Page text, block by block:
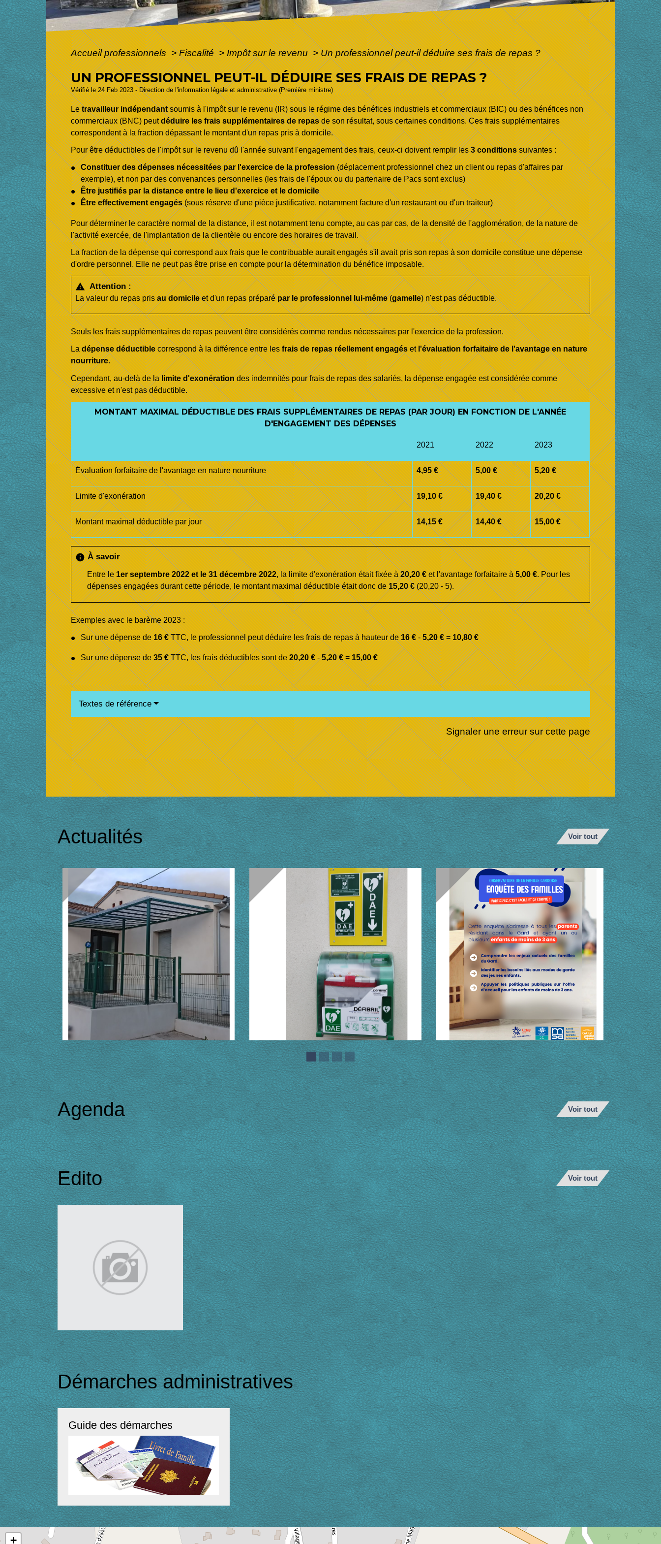
Accueil professionnels> Fiscalité> Impôt sur le revenu> Un professionnel peut-il déduire ses frais de repas ?
UN PROFESSIONNEL PEUT-IL DÉDUIRE SES FRAIS DE REPAS ?
Vérifié le 24 Feb 2023 - Direction de l'information légale et administrative (Première ministre)
Letravailleur indépendantsoumis à l'impôt sur le revenu (IR) sous le régime des bénéfices industriels et commerciaux (BIC) ou des bénéfices non
commerciaux (BNC) peutdéduire les frais supplémentaires de repasde son résultat, sous certaines conditions. Ces frais supplémentaires
correspondent à la fraction dépassant le montant d'un repas pris à domicile.
Pour être déductibles de l'impôt sur le revenu dû l'année suivant l'engagement des frais, ceux-ci doivent remplir les3 conditionssuivantes :
Constituer des dépenses nécessitées par l'exercice de la profession(déplacement professionnel chez un client ou repas d'affaires par
exemple), et non par des convenances personnelles (les frais de l'époux ou du partenaire de Pacs sont exclus)
Être justifiés par la distance entre le lieu d'exercice et le domicile
Être effectivement engagés(sous réserve d'une pièce justificative, notamment facture d'un restaurant ou d'un traiteur)
Pour déterminer le caractère normal de la distance, il est notamment tenu compte, au cas par cas, de la densité de l'agglomération, de la nature de
l'activité exercée, de l'implantation de la clientèle ou encore des horaires de travail.
La fraction de la dépense qui correspond aux frais que le contribuable aurait engagés s'il avait pris son repas à son domicile constitue une dépense
d'ordre personnel. Elle ne peut pas être prise en compte pour la détermination du bénéfice imposable.
warning Attention :
La valeur du repas prisau domicileet d'un repas préparépar le professionnel lui-même(gamelle) n'est pas déductible.
Seuls les frais supplémentaires de repas peuvent être considérés comme rendus nécessaires par l'exercice de la profession.
Ladépense déductiblecorrespond à la différence entre lesfrais de repas réellement engagésetl'évaluation forfaitaire de l'avantage en nature
nourriture.
Cependant, au-delà de lalimite d'exonérationdes indemnités pour frais de repas des salariés, la dépense engagée est considérée comme
excessive et n'est pas déductible.
MONTANT MAXIMAL DÉDUCTIBLE DES FRAIS SUPPLÉMENTAIRES DE REPAS (PAR JOUR) EN FONCTION DE L'ANNÉE
D'ENGAGEMENT DES DÉPENSES
2021 2022 2023
Évaluation forfaitaire de l'avantage en nature nourriture 4,95 € 5,00 € 5,20 €
Limite d'exonération 19,10 € 19,40 € 20,20 €
Montant maximal déductible par jour 14,15 € 14,40 € 15,00 €
infoÀ savoir
Entre le1erseptembre 2022 et le 31 décembre 2022, la limite d'exonération était fixée à20,20 €et l'avantage forfaitaire à5,00 €. Pour les
dépenses engagées durant cette période, le montant maximal déductible était donc de15,20 €(20,20 - 5).
Exemples avec le barème 2023 :
Sur une dépense de16 €TTC, le professionnel peut déduire les frais de repas à hauteur de16 €-5,20 €=10,80 €
Sur une dépense de35 €TTC, les frais déductibles sont de20,20 €-5,20 €=15,00 €
Textes de référence
Signaler une erreur sur cette page
Actualités Voir tout
Agenda Voir tout
Edito Voir tout
Démarches administratives
Guide des démarches
+